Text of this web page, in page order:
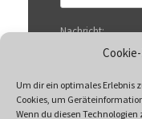
Um dir ein optimales Erlebnis
Cookies, um
Wenn du diesen
Nachricht: